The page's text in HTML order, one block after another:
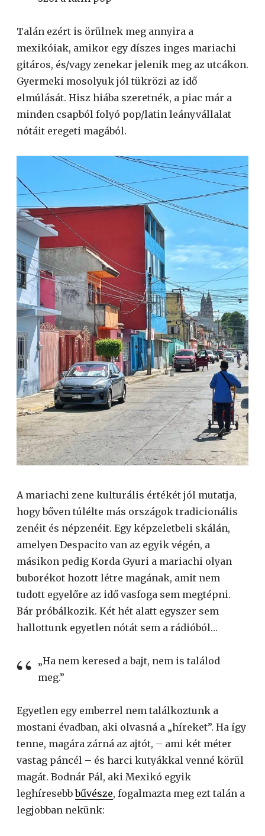
Talán ezért is örülnek meg annyira a
mexikóiak, amikor egy díszes inges mariachi
gitáros, és/vagy zenekar jelenik meg az utcákon.
Gyermeki mosolyuk jól tükrözi az idő
elmúlását. Hisz hiába szeretnék, a piac már a
minden csapból folyó pop/latin leányvállalat
nótáit eregeti magából.
A mariachi zene kulturális értékét jól mutatja,
hogy bőven túlélte más országok tradicionális
zenéit és népzenéit. Egy képzeletbeli skálán,
amelyen Despacito van az egyik végén, a
másikon pedig Korda Gyuri a mariachi olyan
buborékot hozott létre magának, amit nem
tudott egyelőre az idő vasfoga sem megtépni.
Bár próbálkozik. Két hét alatt egyszer sem
hallottunk egyetlen nótát sem a rádióból…
„Ha nem keresed a bajt, nem is találod
meg.”
Egyetlen egy emberrel nem találkoztunk a
mostani évadban, aki olvasná a „híreket”. Ha így
tenne, magára zárná az ajtót, – ami két méter
vastag páncél – és harci kutyákkal venné körül
magát. Bodnár Pál, aki Mexikó egyik
leghíresebbbűvésze, fogalmazta meg ezt talán a
legjobban nekünk: